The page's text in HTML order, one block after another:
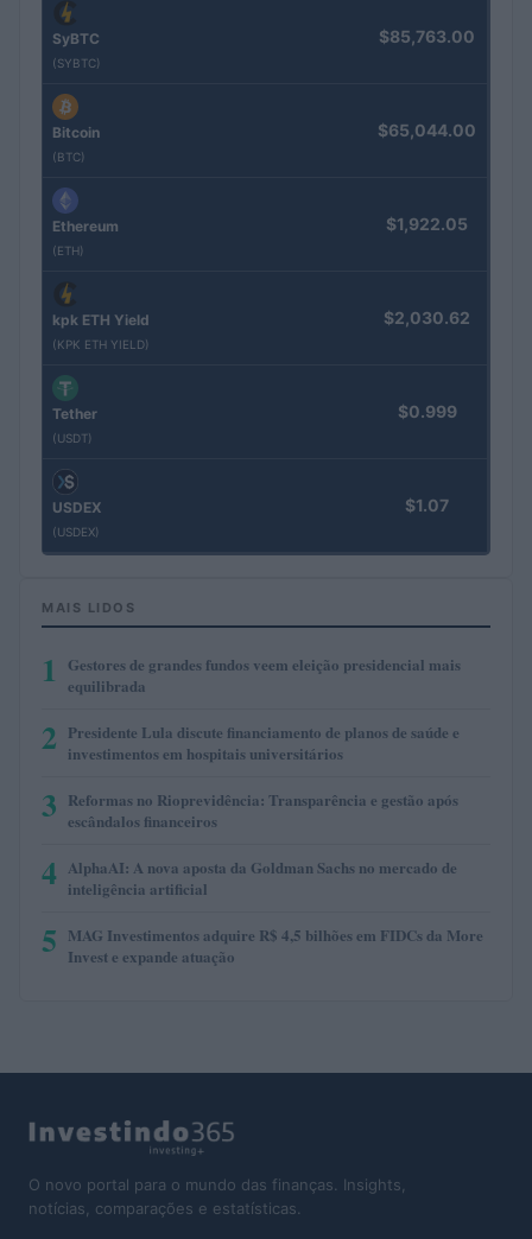
SyBTC
(SYBTC)
$85,763.00
Bitcoin
(BTC)
$65,044.00
Ethereum
(ETH)
$1,922.05
kpk ETH Yield
(KPK ETH YIELD)
$2,030.62
Tether
(USDT)
$0.999
USDEX
(USDEX)
$1.07
MAIS LIDOS
1
Gestores de grandes fundos veem eleição presidencial mais
equilibrada
2 Presidente Lula discute financiamento de planos de saúde e
investimentos em hospitais universitários
3 Reformas no Rioprevidência: Transparência e gestão após
escândalos financeiros
4 AlphaAI: A nova aposta da Goldman Sachs no mercado de
inteligência artificial
5 MAG Investimentos adquire R$ 4,5 bilhões em FIDCs da More
Invest e expande atuação
O novo portal para o mundo das finanças. Insights,
notícias, comparações e estatísticas.